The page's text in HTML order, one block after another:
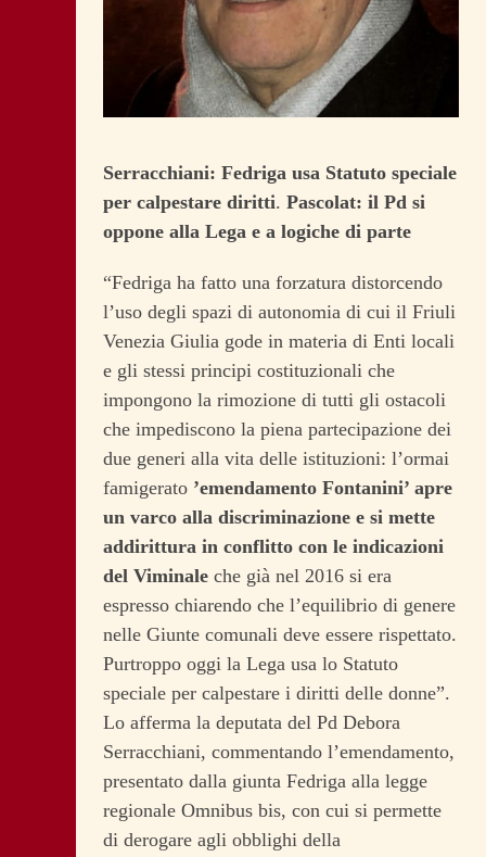
Serracchiani: Fedriga usa Statuto speciale
per calpestare diritti. Pascolat: il Pd si
oppone alla Lega e a logiche di parte
“Fedriga ha fatto una forzatura distorcendo
l’uso degli spazi di autonomia di cui il Friuli
Venezia Giulia gode in materia di Enti locali
e gli stessi principi costituzionali che
impongono la rimozione di tutti gli ostacoli
che impediscono la piena partecipazione dei
due generi alla vita delle istituzioni: l’ormai
famigerato ’emendamento Fontanini’ apre
un varco alla discriminazione e si mette
addirittura in conflitto con le indicazioni
del Viminale che già nel 2016 si era
espresso chiarendo che l’equilibrio di genere
nelle Giunte comunali deve essere rispettato.
Purtroppo oggi la Lega usa lo Statuto
speciale per calpestare i diritti delle donne”.
Lo afferma la deputata del Pd Debora
Serracchiani, commentando l’emendamento,
presentato dalla giunta Fedriga alla legge
regionale Omnibus bis, con cui si permette
di derogare agli obblighi della